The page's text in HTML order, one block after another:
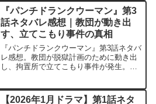
と三重の壁をLemon視点で深掘り。視聴
率3.3%で少し回復！未視聴注意。
『パンチドランクウーマン』第3
話ネタバレ感想｜教団が動き出
す、立てこもり事件の真相
『パンチドランクウーマン』第3話ネタバ
レ感想。教団が脱獄計画のために動き出
し、拘置所で立てこもり事件が発生。事
【2026年1月ドラマ】第1話ネタ